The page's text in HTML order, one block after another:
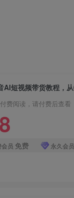
AI短视频带货教程，
费阅读，请付费后查看
员 免费 永久会员